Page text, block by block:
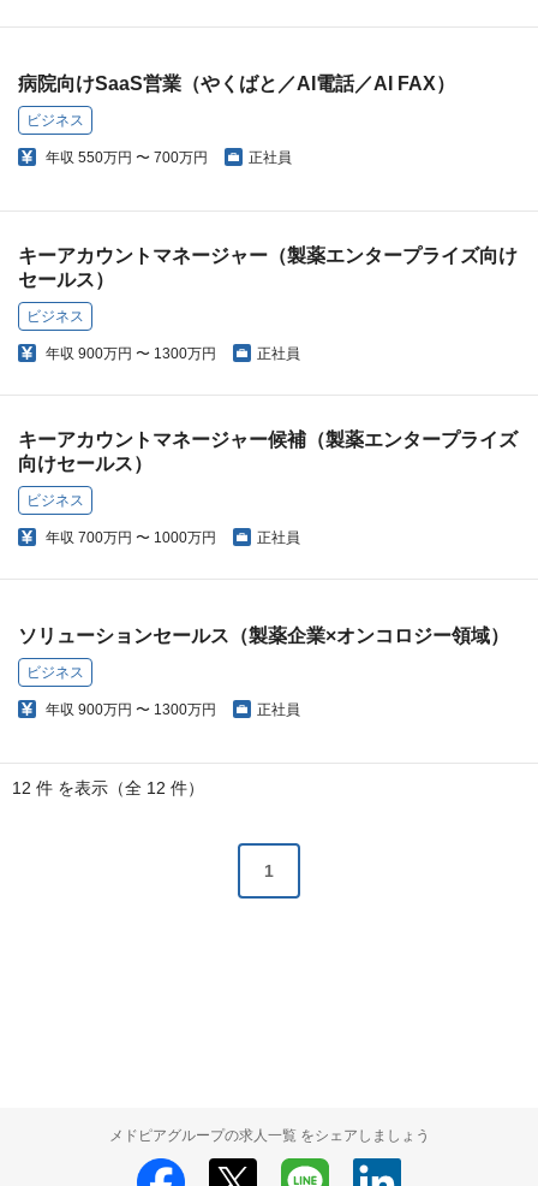
病院向けSaaS営業（やくばと／AI電話／AI FAX）
ビジネス
年収 550万円 〜 700万円 正社員
キーアカウントマネージャー（製薬エンタープライズ向け
セールス）
ビジネス
年収 900万円 〜 1300万円 正社員
キーアカウントマネージャー候補（製薬エンタープライズ
向けセールス）
ビジネス
年収 700万円 〜 1000万円 正社員
ソリューションセールス（製薬企業×オンコロジー領域）
ビジネス
年収 900万円 〜 1300万円 正社員
12 件 を表示（全 12 件）
1
メドピアグループの求人一覧 をシェアしましょう